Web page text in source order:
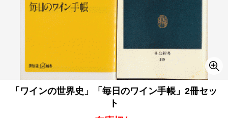
「ワインの世界史」「毎日のワイン手帳」2冊セッ
ト